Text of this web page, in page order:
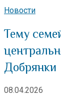
Новости
Тему
Добрянки
08.04.2026